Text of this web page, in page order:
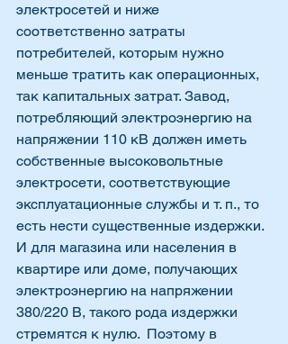
электросетей и ниже
соответственно затраты
потребителей, которым нужно
меньше тратить как операционных,
так капитальных затрат. Завод,
потребляющий электроэнергию на
напряжении 110 кВ должен иметь
собственные высоковольтные
электросети, соответствующие
эксплуатационные службы и т. п., то
есть нести существенные издержки.
И для магазина или населения в
квартире или доме, получающих
электроэнергию на напряжении
380/220 В, такого рода издержки
стремятся к нулю.  Поэтому в